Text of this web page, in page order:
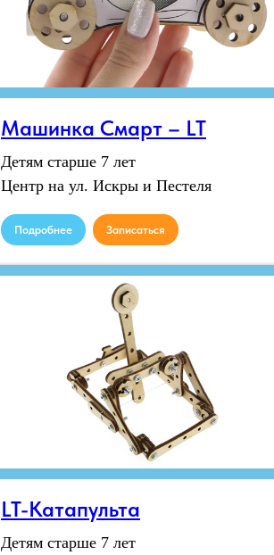
Машинка Смарт – LT
Детям старше 7 лет
Центр на ул. Искры и Пестеля
Подробнее Записаться
LT-Катапульта
Детям старше 7 лет